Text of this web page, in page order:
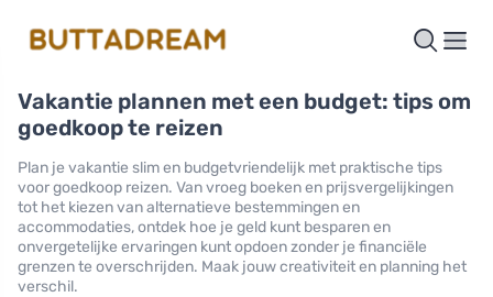
Vakantie plannen met een budget: tips om
goedkoop te reizen
Plan je vakantie slim en budgetvriendelijk met praktische tips
voor goedkoop reizen. Van vroeg boeken en prijsvergelijkingen
tot het kiezen van alternatieve bestemmingen en
accommodaties, ontdek hoe je geld kunt besparen en
onvergetelijke ervaringen kunt opdoen zonder je financiële
grenzen te overschrijden. Maak jouw creativiteit en planning het
verschil.